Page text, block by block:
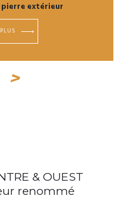
extérieur
>
& OUEST
renommé